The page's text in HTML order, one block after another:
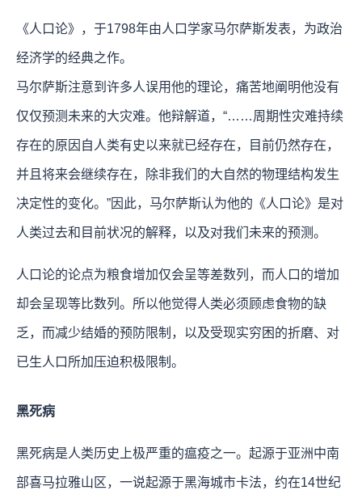
《人口论》，于1798年由人口学家马尔萨斯发表，为政治
经济学的经典之作。
马尔萨斯注意到许多人误用他的理论，痛苦地阐明他没有
仅仅预测未来的大灾难。他辩解道，“……周期性灾难持续
存在的原因自人类有史以来就已经存在，目前仍然存在，
并且将来会继续存在，除非我们的大自然的物理结构发生
决定性的变化。”因此，马尔萨斯认为他的《人口论》是对
人类过去和目前状况的解释，以及对我们未来的预测。
人口论的论点为粮食增加仅会呈等差数列，而人口的增加
却会呈现等比数列。所以他觉得人类必须顾虑食物的缺
乏，而减少结婚的预防限制，以及受现实穷困的折磨、对
已生人口所加压迫积极限制。
黑死病
黑死病是人类历史上极严重的瘟疫之一。起源于亚洲中南
部喜马拉雅山区，一说起源于黑海城市卡法，约在14世纪